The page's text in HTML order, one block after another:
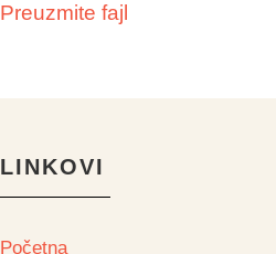
Preuzmite fajl
LINKOVI
Početna